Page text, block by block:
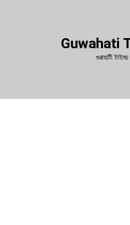
Guwahati
গুৱাহাটী টাইমচ